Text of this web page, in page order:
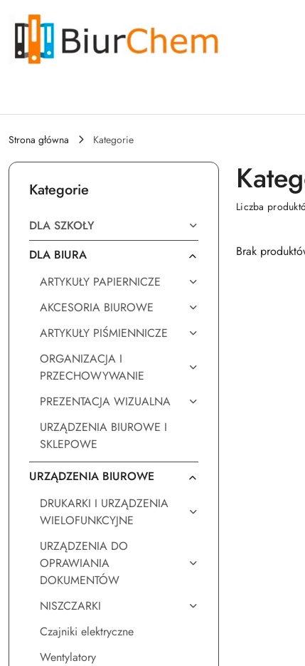
Przejdź do treści głównej
Przejdź do wyszukiwarki
Przejdź do moje konto
Przejdź do menu głównego
Przejdź do stopki
Strona główna Kategorie
Kategorie
DLA SZKOŁY
DLA BIURA
ARTYKUŁY PAPIERNICZE
AKCESORIA BIUROWE
ARTYKUŁY PIŚMIENNICZE
ORGANIZACJA I
PRZECHOWYWANIE
PREZENTACJA WIZUALNA
URZĄDZENIA BIUROWE I
SKLEPOWE
URZĄDZENIA BIUROWE
DRUKARKI I URZĄDZENIA
WIELOFUNKCYJNE
URZĄDZENIA DO
OPRAWIANIA
DOKUMENTÓW
NISZCZARKI
Czajniki elektryczne
Wentylatory
Liczba
Brak